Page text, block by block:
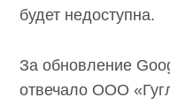
будет недоступна.
За обновление
отвечало ООО